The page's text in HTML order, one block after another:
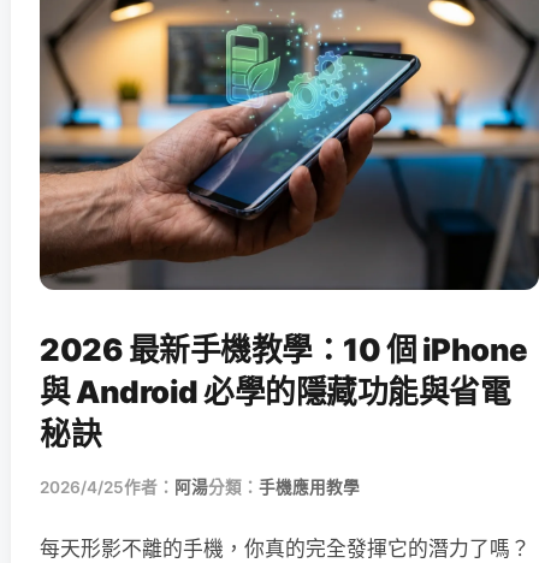
2026 最新手機教學：10 個 iPhone
與 Android 必學的隱藏功能與省電
秘訣
2026/4/25作者： 阿湯分類： 手機應用教學
每天形影不離的手機，你真的完全發揮它的潛力了嗎？